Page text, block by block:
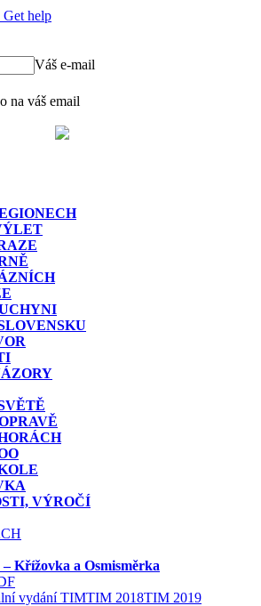
Get help
Váš e-mail
na váš email
VÝROČÍ
Křížovka a Osmisměrka
vydání TIMTIM 2018TIM 2019